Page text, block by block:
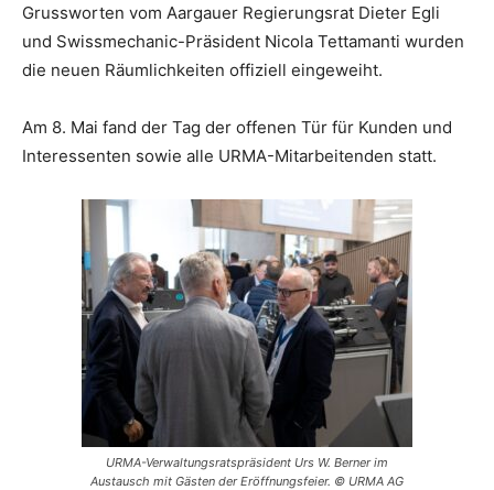
Grussworten vom Aargauer Regierungsrat Dieter Egli
und Swissmechanic-Präsident Nicola Tettamanti wurden
die neuen Räumlichkeiten offiziell eingeweiht.
Am 8. Mai fand der Tag der offenen Tür für Kunden und
Interessenten sowie alle URMA-Mitarbeitenden statt.
URMA-Verwaltungsratspräsident Urs W. Berner im
Austausch mit Gästen der Eröffnungsfeier. © URMA AG